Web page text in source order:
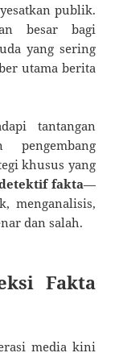
publik.
besar bagi
yang sering
utama berita
tantangan
khusus yang
fakta—
menganalisis,
dan salah.
Fakta
media kini